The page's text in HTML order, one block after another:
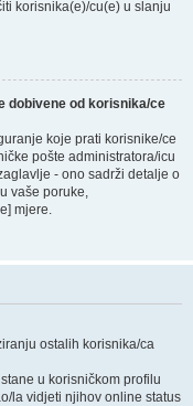
korisnika(e)/cu(e) u slanju
dobivene od korisnika/ce
koje prati korisnike/ce
pošte administratora/icu
- ono sadrži detalje o
vaše poruke,
mjere.
ostalih korisnika/ca
u korisničkom profilu
la vidjeti njihov online status